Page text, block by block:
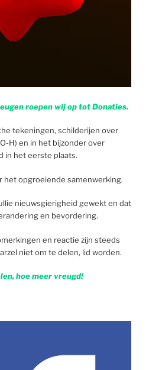
roepen wij op tot Donaties.
tekeningen, schilderijen over
H) en in het bijzonder over
in het eerste plaats.
het opgroeiende samenwerking.
nieuwsgierigheid gewekt en dat
en bevordering.
en reactie zijn steeds
niet om te delen, lid worden.
hoe meer vreugd!